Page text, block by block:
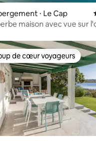
5
sur la base de 215
⋅ Le Cap
maison avec vue sur
de cœur voyageurs
de cœur voyageurs